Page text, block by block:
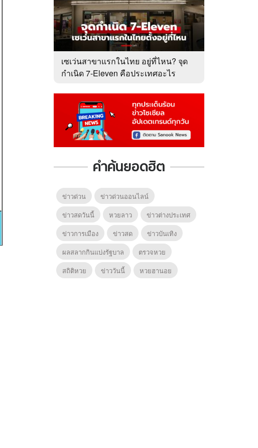
เซเว่นสาขาแรกในไทย อยู่ที่ไหน? จุด
กำเนิด 7-Eleven คือประเทศอะไร
คำค้นยอดฮิต
ข่าวด่วน
ข่าวด่วนออนไลน์
ข่าวสดวันนี้
หวยลาว
ข่าวต่างประเทศ
ข่าวการเมือง
ข่าวสด
ข่าวบันเทิง
ผลสลากกินแบ่งรัฐบาล
ตรวจหวย
สถิติหวย
ข่าววันนี้ หวยฮานอย